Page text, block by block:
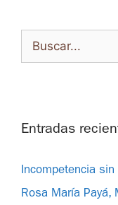
Entradas
Incompetencia sin
Rosa María Payá,